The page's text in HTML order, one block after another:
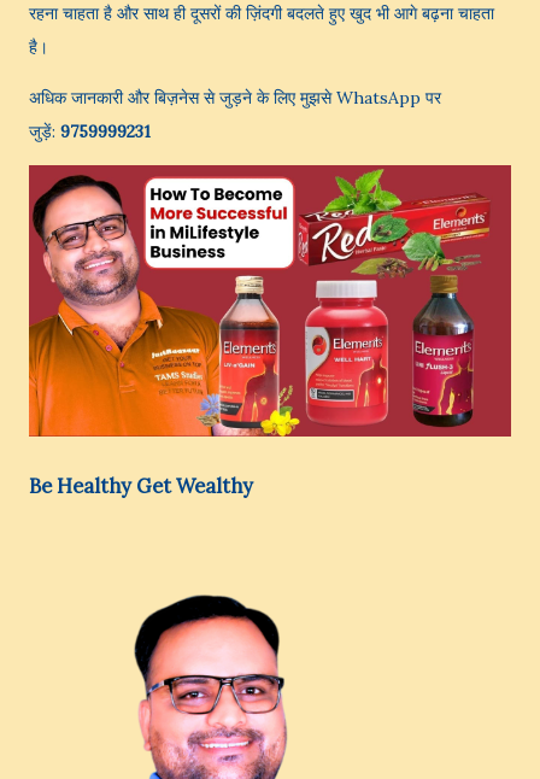
रहना चाहता है और साथ ही दूसरों की ज़िंदगी बदलते हुए खुद भी आगे बढ़ना चाहता
है।
अधिक जानकारी और बिज़नेस से जुड़ने के लिए मुझसे WhatsApp पर
जुड़ें: 9759999231
Be Healthy Get Wealthy